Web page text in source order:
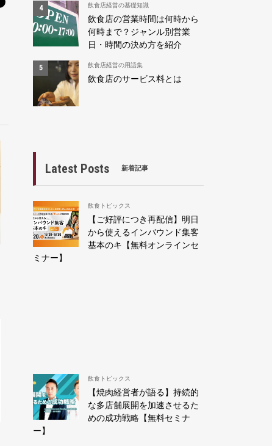
飲食店経営の基礎知識
飲食店の営業時間は何時から
何時まで？ジャンル別営業
日・時間の決め方を紹介
飲食店経営の用語集
飲食店のサービス料とは
Latest Posts 新着記事
飲食トピックス
【ご好評につき再配信】明日
から使えるインバウンド集客
基本のキ【無料オンラインセ
ミナー】
飲食トピックス
【焼肉経営者が語る】持続的
な多店舗展開を加速させるた
めの成功戦略【無料セミナ
ー】